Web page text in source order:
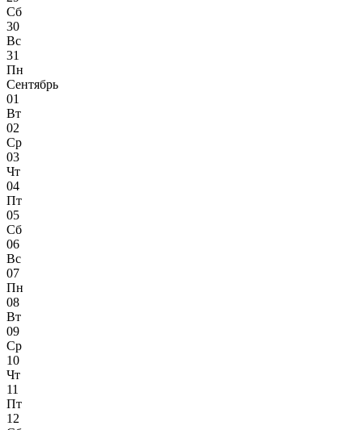
Сб
30
Вс
31
Пн
Сентябрь
01
Вт
02
Ср
03
Чт
04
Пт
05
Сб
06
Вс
07
Пн
08
Вт
09
Ср
10
Чт
11
Пт
12